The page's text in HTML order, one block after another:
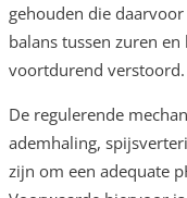
gehouden die
balans tussen zuren
voortdurend verstoord.
De regulerende
ademhaling,
zijn om een adequate